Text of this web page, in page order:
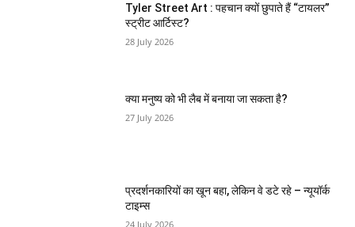
Tyler Street Art : पहचान क्यों छुपाते हैं “टायलर”
स्ट्रीट आर्टिस्ट?
28 July 2026
क्या मनुष्य को भी लैब में बनाया जा सकता है?
27 July 2026
प्रदर्शनकारियों का खून बहा, लेकिन वे डटे रहे – न्यूयॉर्क
टाइम्स
24 July 2026